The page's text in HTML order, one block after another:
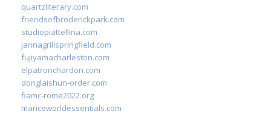
quartzliterary.com
friendsofbroderickpark.com
studiopiattellina.com
jannagrillspringfield.com
fujiyamacharleston.com
elpatronchardon.com
donglaishun-order.com
fiamc-rome2022.org
mariceworldessentials.com